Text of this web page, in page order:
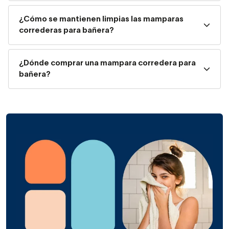
quedando una hoja detrás de otra, por lo que resulta
muy cómodo acceder a la zona de baño.
mamparas de bañera correderas de hoy son muy
bañera moderna tendrá un diseño actual y
sofisticado. Aparte de la belleza que ofrece el vidrio,
las perfilerías se han ampliado y hay mucha variedad
de acabados.
Protección contra las salpicaduras: las
mamparas correderas evitan que el agua salpique
¿Cómo se mantienen limpias las mamparas
correderas para bañera?
¿Dónde comprar una mampara corredera para
bañera?